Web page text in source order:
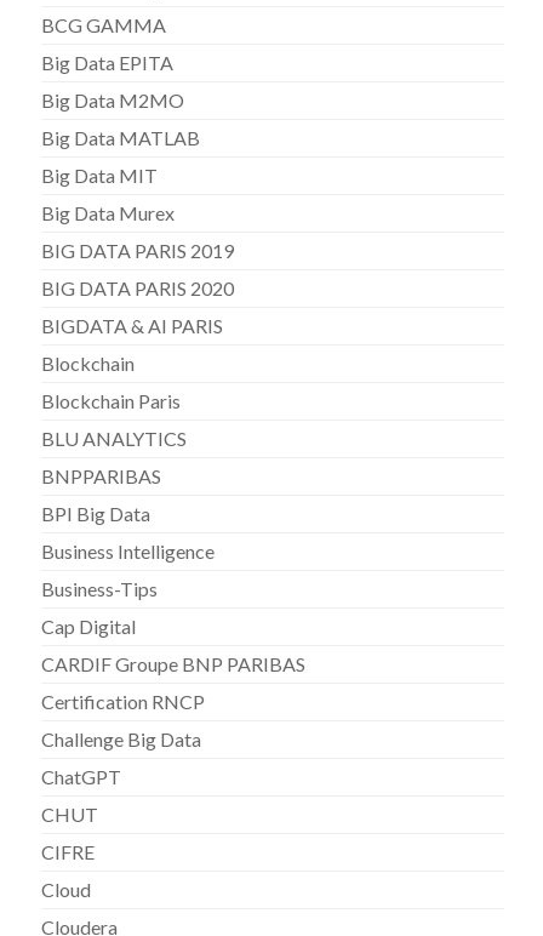
BCG GAMMA
Big Data EPITA
Big Data M2MO
Big Data MATLAB
Big Data MIT
Big Data Murex
BIG DATA PARIS 2019
BIG DATA PARIS 2020
BIGDATA & AI PARIS
Blockchain
Blockchain Paris
BLU ANALYTICS
BNPPARIBAS
BPI Big Data
Business Intelligence
Business-Tips
Cap Digital
CARDIF Groupe BNP PARIBAS
Certification RNCP
Challenge Big Data
ChatGPT
CHUT
CIFRE
Cloud
Cloudera